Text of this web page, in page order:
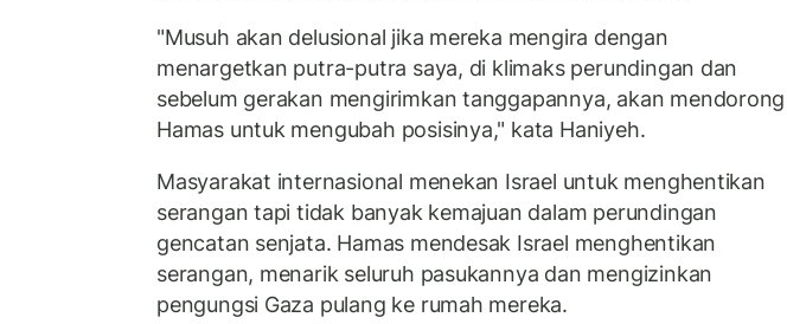
"Musuh akan delusional jika mereka mengira dengan
menargetkan putra-putra saya, di klimaks perundingan dan
sebelum gerakan mengirimkan tanggapannya, akan mendorong
Hamas untuk mengubah posisinya," kata Haniyeh.
Masyarakat internasional menekan Israel untuk menghentikan
serangan tapi tidak banyak kemajuan dalam perundingan
gencatan senjata. Hamas mendesak Israel menghentikan
serangan, menarik seluruh pasukannya dan mengizinkan
pengungsi Gaza pulang ke rumah mereka.